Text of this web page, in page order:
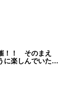
！！ そのまえ
に楽しんでいたか